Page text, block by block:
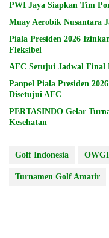
PWI Jaya Siapkan Tim
Muay Aerobik Nusantara
Piala Presiden 2026
Fleksibel
AFC Setujui Jadwal Final
Panpel Piala Presiden
Disetujui AFC
PERTASINDO Gelar
Kesehatan
Golf Indonesia
Turnamen Golf Amatir